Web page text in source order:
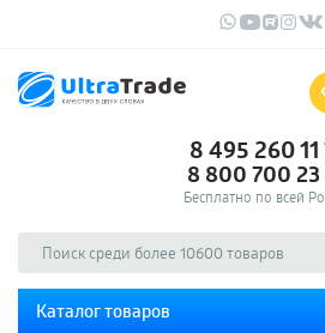
8 495 260 11
8 800 700
Бесплатно по всей
Каталог товаров